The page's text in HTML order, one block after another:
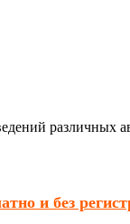
различных
и без